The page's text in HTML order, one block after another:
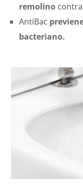
remolino
AntiBac
bacteriano.